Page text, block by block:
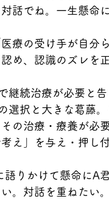
話でね。一生懸命
療の受け手が自分
め、認識のズレを
続治療が必要と告
選択と大きな葛藤
の治療・療養が必
え」を与え・押し
りかけて懸命にA
。対話を重ねたい